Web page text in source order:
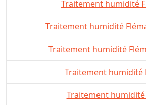
Traitement humidité
Traitement humidité
Traitement humidité
Traitement humidité
Traitement humidité